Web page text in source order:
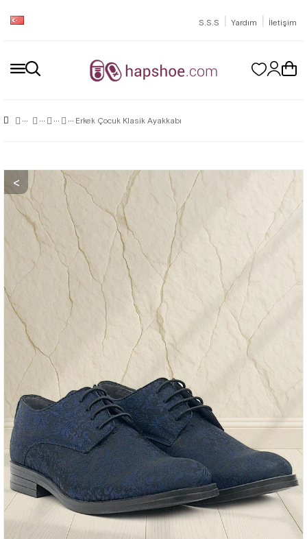
S.S.S | Yardım | İletişim
Erkek Çocuk Klasik Ayakkabı